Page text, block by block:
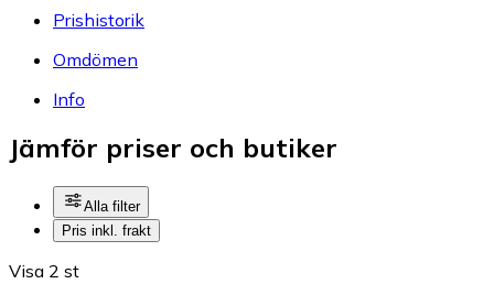
Prishistorik
Omdömen
Info
Jämför priser och butiker
Alla filter
Pris inkl. frakt
Visa 2 st